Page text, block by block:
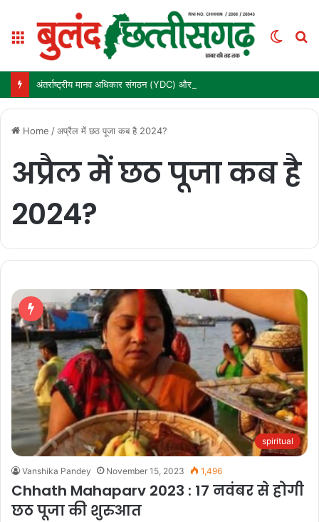
Menu
Switch
Home /अप्रैल में छठ पूजा कब है 2024?
अप्रैल में छठ पूजा कब है
2024?
spiritual
Vanshika Pandey November 15, 2023 1,496
Chhath Mahaparv 2023 : 17 नवंबर से होगी
छठ पूजा की शुरुआत